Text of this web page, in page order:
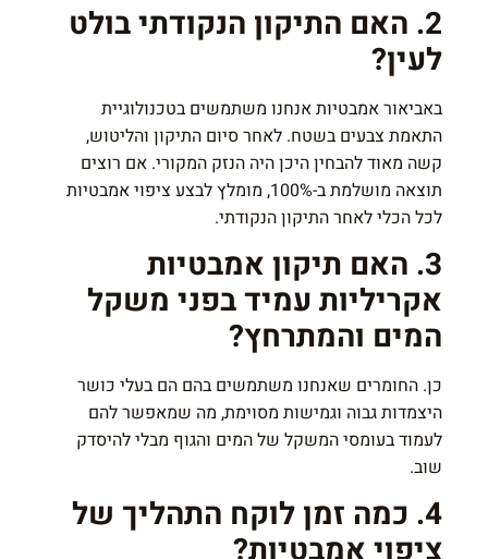
2. האם התיקון הנקודתי בולט
לעין?
באביאור אמבטיות אנחנו משתמשים בטכנולוגיית
התאמת צבעים בשטח. לאחר סיום התיקון והליטוש,
קשה מאוד להבחין היכן היה הנזק המקורי. אם רוצים
תוצאה מושלמת ב-100%, מומלץ לבצע ציפוי אמבטיות
לכל הכלי לאחר התיקון הנקודתי.
3. האם תיקון אמבטיות
אקריליות עמיד בפני משקל
המים והמתרחץ?
כן. החומרים שאנחנו משתמשים בהם הם בעלי כושר
היצמדות גבוה וגמישות מסוימת, מה שמאפשר להם
לעמוד בעומסי המשקל של המים והגוף מבלי להיסדק
שוב.
4. כמה זמן לוקח התהליך של